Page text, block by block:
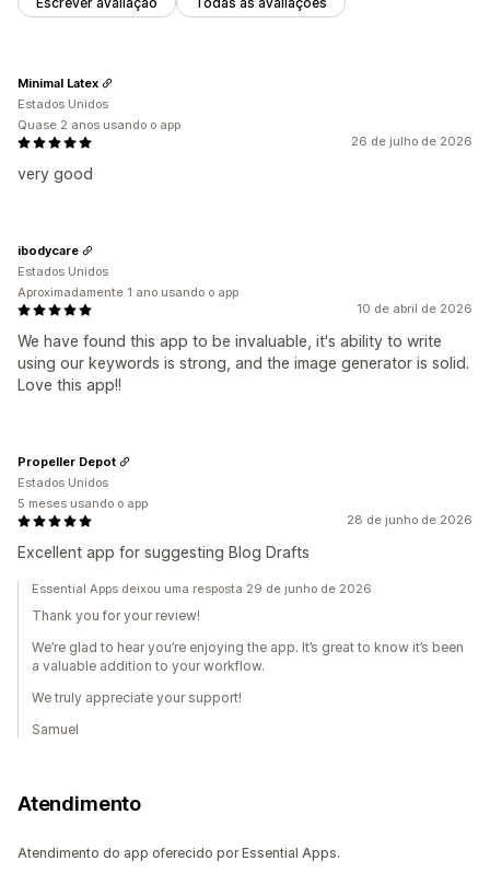
26 de julho de 2026
very good
Minimal Latex
Estados Unidos
Quase 2 anos usando o app
10 de abril de 2026
We have found this app to be invaluable, it's ability to write
using our keywords is strong, and the image generator is solid.
Love this app!!
ibodycare
Estados Unidos
Aproximadamente 1 ano usando o app
28 de junho de 2026
Excellent app for suggesting Blog Drafts
Propeller Depot
Estados Unidos
5 meses usando o app
Essential Apps deixou uma resposta 29 de junho de 2026
Thank you for your review!
We’re glad to hear you’re enjoying the app. It’s great to know it’s been
a valuable addition to your workflow.
We truly appreciate your support!
Samuel
Atendimento
Atendimento do app oferecido por Essential Apps.